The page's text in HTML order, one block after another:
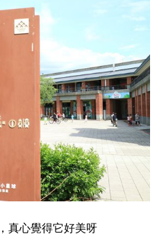
真心覺得它好美呀